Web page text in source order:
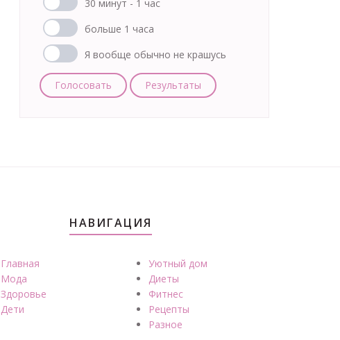
30 минут - 1 час
больше 1 часа
Я вообще обычно не крашусь
Голосовать Результаты
НАВИГАЦИЯ
Главная
Мода
Здоровье
Дети
Уютный дом
Диеты
Фитнес
Рецепты
Разное